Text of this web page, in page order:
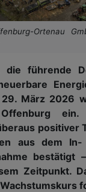
Ortenau
die führende
März 2026
Offenburg
positiver
aus dem In-
bestätigt
Zeitpunkt.